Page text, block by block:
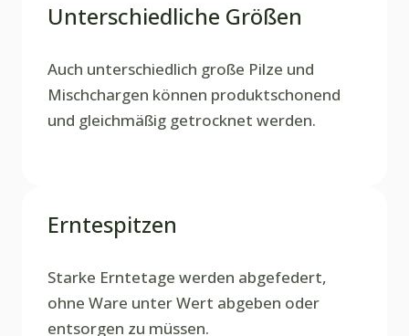
Unterschiedliche Größen
Auch unterschiedlich große Pilze und
Mischchargen können produktschonend
und gleichmäßig getrocknet werden.
Erntespitzen
Starke Erntetage werden abgefedert,
ohne Ware unter Wert abgeben oder
entsorgen zu müssen.